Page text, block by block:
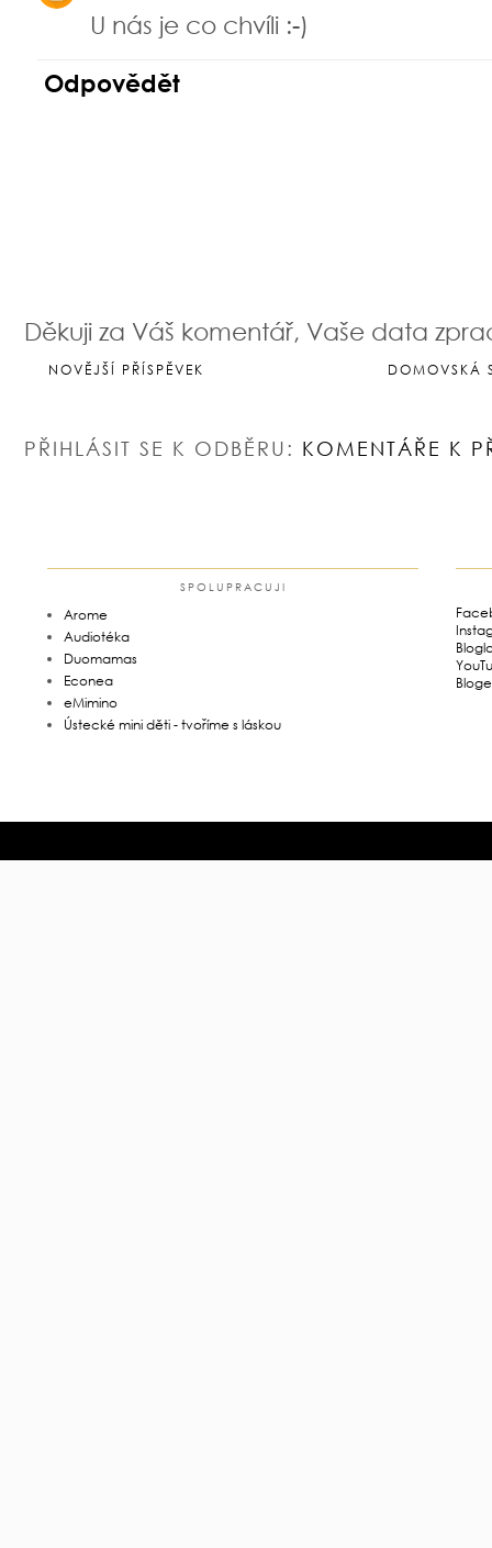
U nás je co chvíli :-)
Odpovědět
Děkuji za Váš komentář, Vaše data
NOVĚJŠÍ PŘÍSPĚVEK DOMOVSKÁ
PŘIHLÁSIT SE K ODBĚRU: KOMENTÁŘE K
SPOLUPRACUJI
Arome
Audiotéka
Duomamas
Econea
eMimino
Ústecké mini děti - tvoříme s láskou